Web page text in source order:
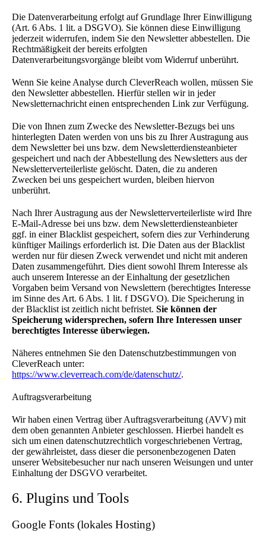
Die Datenverarbeitung erfolgt auf Grundlage Ihrer Einwilligung
(Art. 6 Abs. 1 lit. a DSGVO). Sie können diese Einwilligung
jederzeit widerrufen, indem Sie den Newsletter abbestellen. Die
Rechtmäßigkeit der bereits erfolgten
Datenverarbeitungsvorgänge bleibt vom Widerruf unberührt.
Wenn Sie keine Analyse durch CleverReach wollen, müssen Sie
den Newsletter abbestellen. Hierfür stellen wir in jeder
Newsletternachricht einen entsprechenden Link zur Verfügung.
Die von Ihnen zum Zwecke des Newsletter-Bezugs bei uns
hinterlegten Daten werden von uns bis zu Ihrer Austragung aus
dem Newsletter bei uns bzw. dem Newsletterdiensteanbieter
gespeichert und nach der Abbestellung des Newsletters aus der
Newsletterverteilerliste gelöscht. Daten, die zu anderen
Zwecken bei uns gespeichert wurden, bleiben hiervon
unberührt.
Nach Ihrer Austragung aus der Newsletterverteilerliste wird Ihre
E-Mail-Adresse bei uns bzw. dem Newsletterdiensteanbieter
ggf. in einer Blacklist gespeichert, sofern dies zur Verhinderung
künftiger Mailings erforderlich ist. Die Daten aus der Blacklist
werden nur für diesen Zweck verwendet und nicht mit anderen
Daten zusammengeführt. Dies dient sowohl Ihrem Interesse als
auch unserem Interesse an der Einhaltung der gesetzlichen
Vorgaben beim Versand von Newslettern (berechtigtes Interesse
im Sinne des Art. 6 Abs. 1 lit. f DSGVO). Die Speicherung in
der Blacklist ist zeitlich nicht befristet. Sie können der
Speicherung widersprechen, sofern Ihre Interessen unser
berechtigtes Interesse überwiegen.
Näheres entnehmen Sie den Datenschutzbestimmungen von
CleverReach unter:
https://www.cleverreach.com/de/datenschutz/.
Auftragsverarbeitung
Wir haben einen Vertrag über Auftragsverarbeitung (AVV) mit
dem oben genannten Anbieter geschlossen. Hierbei handelt es
sich um einen datenschutzrechtlich vorgeschriebenen Vertrag,
der gewährleistet, dass dieser die personenbezogenen Daten
unserer Websitebesucher nur nach unseren Weisungen und unter
Einhaltung der DSGVO verarbeitet.
6. Plugins und Tools
Google Fonts (lokales Hosting)